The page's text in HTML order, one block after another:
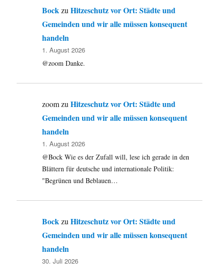
BockzuHitzeschutz vor Ort: Städte und
Gemeinden und wir alle müssen konsequent
handeln
1. August 2026
@zoom Danke.
zoomzuHitzeschutz vor Ort: Städte und
Gemeinden und wir alle müssen konsequent
handeln
1. August 2026
@Bock Wie es der Zufall will, lese ich gerade in den
Blättern für deutsche und internationale Politik:
"Begrünen und Beblauen…
BockzuHitzeschutz vor Ort: Städte und
Gemeinden und wir alle müssen konsequent
handeln
30. Juli 2026